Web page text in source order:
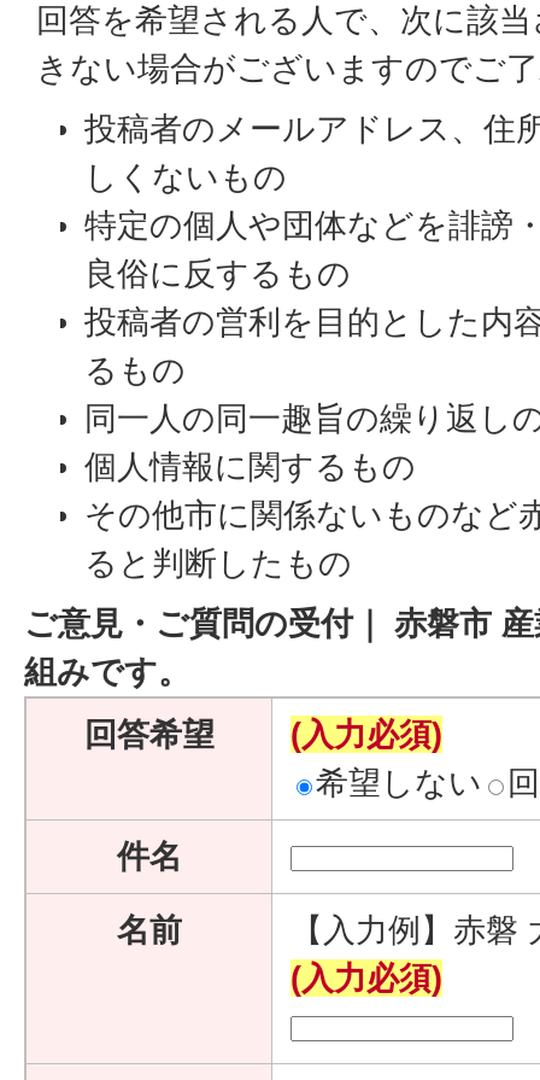
回答を希望される人で、次に該
きない場合がございますのでご
投稿者のメールアドレス、住
しくないもの
特定の個人や団体などを誹謗
良俗に反するもの
投稿者の営利を目的とした内
るもの
同一人の同一趣旨の繰り返し
個人情報に関するもの
その他市に関係ないものなど
ると判断したもの
ご意見・ご質問の受付｜ 赤磐市
組みです。
回答希望
(入力必須)
希望しない
件名
名前
【入力例】赤磐
(入力必須)